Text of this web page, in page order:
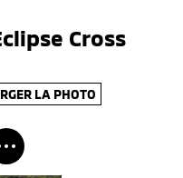
Cross
LA PHOTO